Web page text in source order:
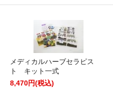
メディカルハーブセラピス
ト キット一式
8,470円(税込)